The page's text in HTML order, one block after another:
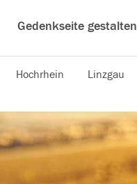
Gedenkseite gestalten
Hochrhein Linzgau